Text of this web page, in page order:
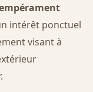
intérêt ponctuel
visant à